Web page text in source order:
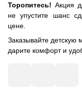
Торопитесь! Акция
не упустите шанс
цене.
Заказывайте детскую
дарите комфорт и